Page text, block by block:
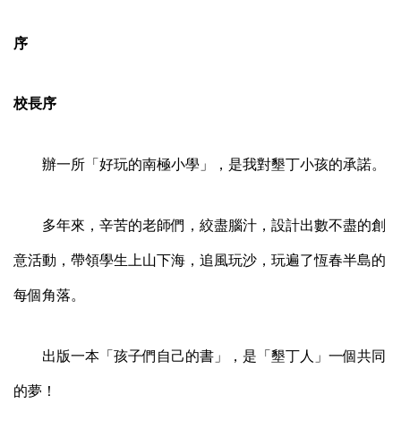
序
校長序
辦一所「好玩的南極小學」，是我對墾丁小孩的承諾。
多年來，辛苦的老師們，絞盡腦汁，設計出數不盡的創
意活動，帶領學生上山下海，追風玩沙，玩遍了恆春半島的
每個角落。
出版一本「孩子們自己的書」，是「墾丁人」一個共同
的夢！